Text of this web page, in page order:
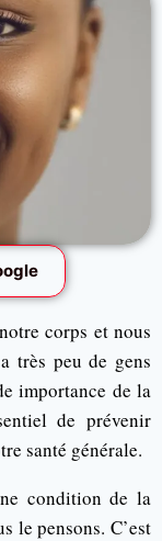
corps et nous
très peu de gens
importance de la
de prévenir
santé générale.
condition de la
le pensons. C’est